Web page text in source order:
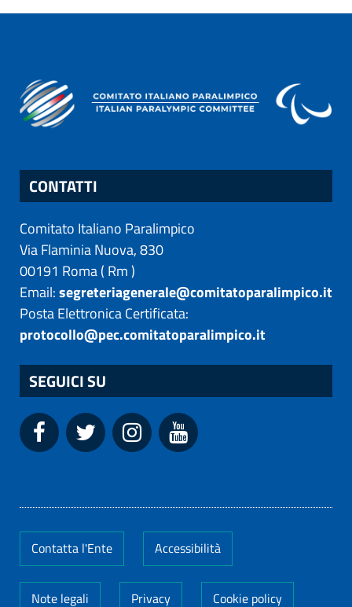
CONTATTI
Comitato Italiano Paralimpico
Via Flaminia Nuova, 830
00191 Roma( Rm)
Email:segreteriagenerale@comitatoparalimpico.it
Posta Elettronica Certificata:
protocollo@pec.comitatoparalimpico.it
SEGUICI SU
Contatta l'Ente Accessibilità
Note legali Privacy Cookie policy